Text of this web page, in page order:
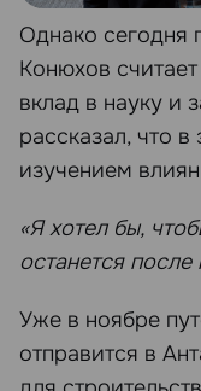
Однако сегодня
Конюхов
вклад в науку и
рассказал, что
изучением
«Я хотел бы,
останется
Уже в ноябре
отправится в